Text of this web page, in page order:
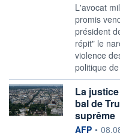
L'avocat
promis
président
répit" le
violence
politique
La
bal de
suprême
AFP •